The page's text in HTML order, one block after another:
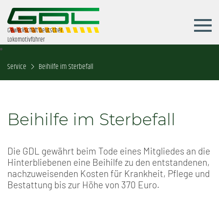
Gewerkschaft Deutscher
Lokomotivführer
Service Beihilfe im Sterbefall
Beihilfe im Sterbefall
Die GDL gewährt beim Tode eines Mitgliedes an die
Hinterbliebenen eine Beihilfe zu den entstandenen,
nachzuweisenden Kosten für Krankheit, Pflege und
Bestattung bis zur Höhe von 370 Euro.